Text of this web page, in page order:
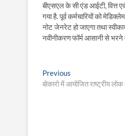
बीएसएल के सी एंड आईटी, वित्त
गया है. पूर्व कर्मचारियों को
नोट जेनरेट हो जाएगा तथा
नवीनीकरण फॉर्म आसानी से
Post
navigation
Previous
post:
बोकारो में आयोजित राष्ट्रीय